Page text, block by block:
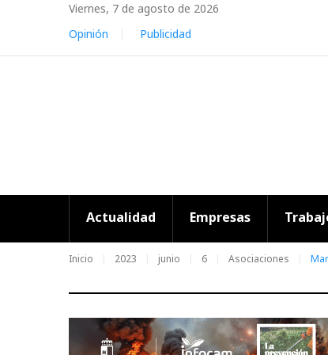
Viernes, 7 de agosto de 2026
Opinión
Publicidad
Actualidad Empresas
Inicio 2023 junio 6 Asociaciones